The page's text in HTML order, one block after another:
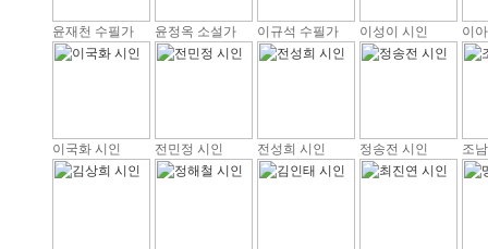
윤재천 수필가 윤정옥 소설가 이규석 수필가 이성이 시인 이
이국화 시인 전민정 시인 전성희 시인 정송전 시인 조